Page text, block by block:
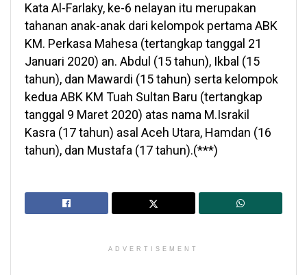
Kata Al-Farlaky, ke-6 nelayan itu merupakan
tahanan anak-anak dari kelompok pertama ABK
KM. Perkasa Mahesa (tertangkap tanggal 21
Januari 2020) an. Abdul (15 tahun), Ikbal (15
tahun), dan Mawardi (15 tahun) serta kelompok
kedua ABK KM Tuah Sultan Baru (tertangkap
tanggal 9 Maret 2020) atas nama M.Israkil
Kasra (17 tahun) asal Aceh Utara, Hamdan (16
tahun), dan Mustafa (17 tahun).(***)
ADVERTISEMENT